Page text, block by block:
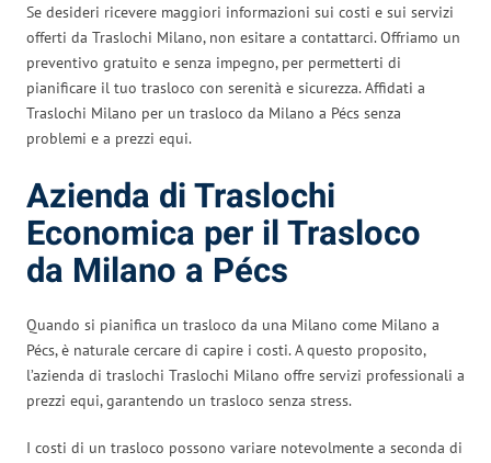
Se desideri ricevere maggiori informazioni sui costi e sui servizi
offerti da Traslochi Milano, non esitare a contattarci. Offriamo un
preventivo gratuito e senza impegno, per permetterti di
pianificare il tuo trasloco con serenità e sicurezza. Affidati a
Traslochi Milano per un trasloco da Milano a Pécs senza
problemi e a prezzi equi.
Azienda di Traslochi
Economica per il Trasloco
da Milano a Pécs
Quando si pianifica un trasloco da una Milano come Milano a
Pécs, è naturale cercare di capire i costi. A questo proposito,
l’azienda di traslochi Traslochi Milano offre servizi professionali a
prezzi equi, garantendo un trasloco senza stress.
I costi di un trasloco possono variare notevolmente a seconda di